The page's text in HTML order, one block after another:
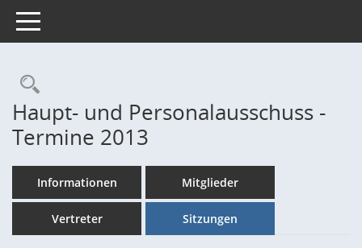
Toggle navigation
Rechercheauswahl
Haupt- und Personalausschuss -
Termine 2013
Informationen Mitglieder
Vertreter Sitzungen